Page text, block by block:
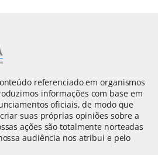
referenciado em organismos
informações com base em
oficiais, de modo que
suas próprias opiniões sobre a
ações são totalmente norteadas
audiência nos atribui e pelo